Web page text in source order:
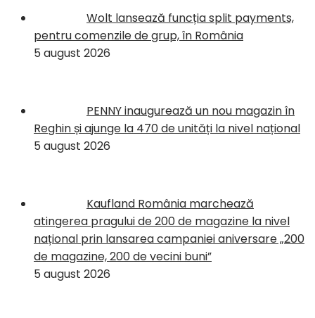
Wolt lansează funcția split payments,
pentru comenzile de grup, în România
5 august 2026
PENNY inaugurează un nou magazin în
Reghin și ajunge la 470 de unități la nivel național
5 august 2026
Kaufland România marchează
atingerea pragului de 200 de magazine la nivel
național prin lansarea campaniei aniversare „200
de magazine, 200 de vecini buni”
5 august 2026